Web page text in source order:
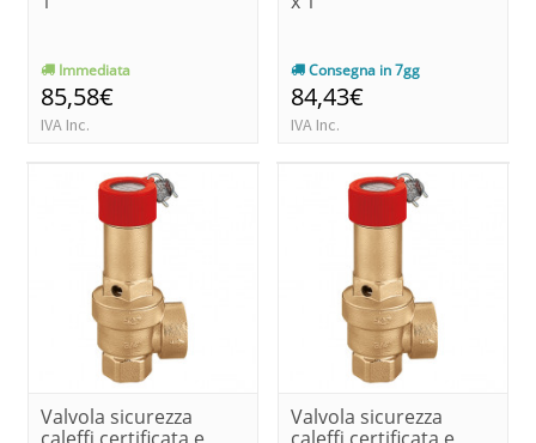
Immediata
85,58€
IVA Inc.
Consegna in 7gg
84,43€
IVA Inc.
Valvola sicurezza
Valvola sicurezza